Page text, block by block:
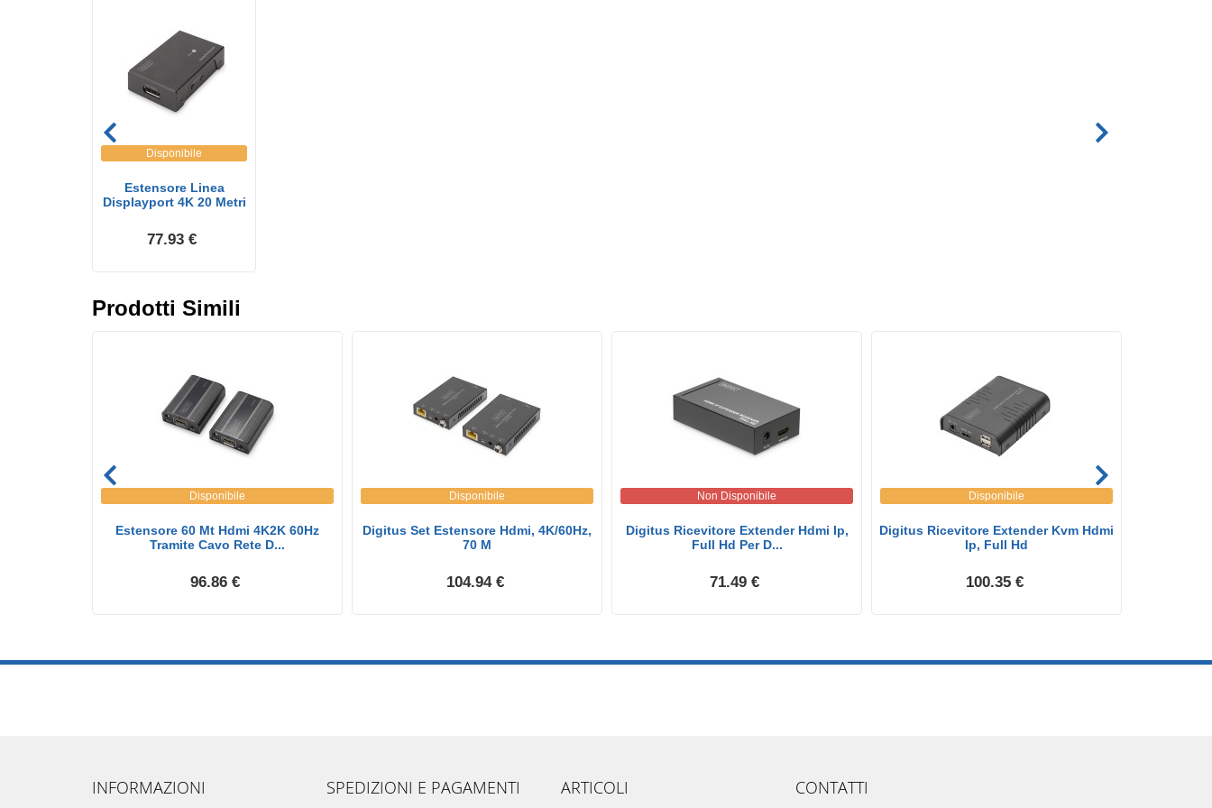
Disponibile
Estensore Linea
Displayport 4K 20 Metri
77.93 €
Prodotti Simili
Disponibile
Estensore 60 Mt Hdmi 4K2K 60Hz
Tramite Cavo Rete D...
96.86 €
Disponibile
Digitus Set Estensore Hdmi, 4K/60Hz,
70 M
104.94 €
Non Disponibile
Digitus Ricevitore Extender Hdmi Ip,
Full Hd Per D...
71.49 €
Disponibile
Digitus Ricevitore Extender Kvm Hdmi
Ip, Full Hd
100.35 €
INFORMAZIONI SPEDIZIONI E PAGAMENTI ARTICOLI CONTATTI